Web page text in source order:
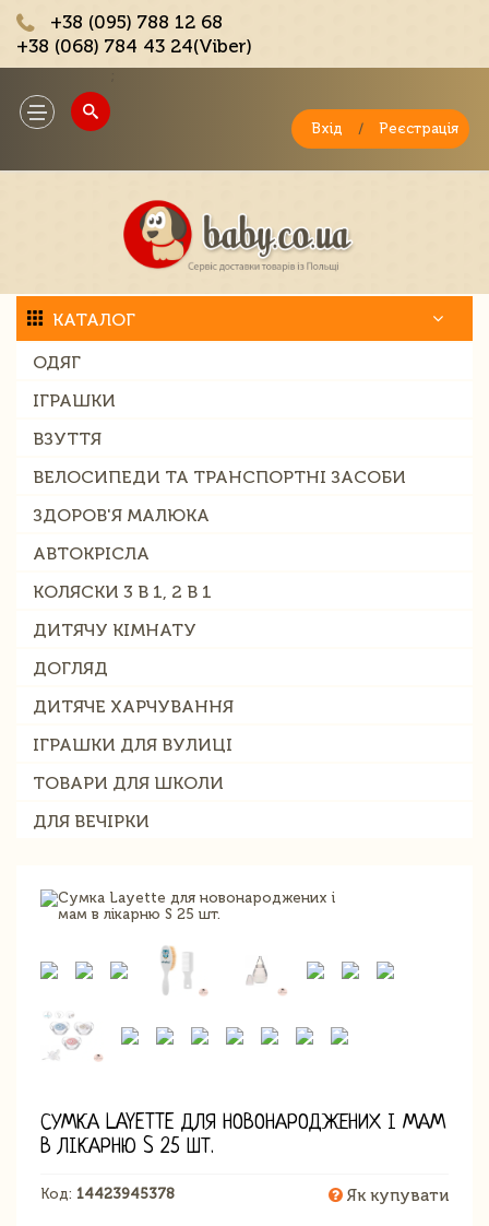
+38 (095) 788 12 68
+38 (068) 784 43 24(Viber)
Toggle
navigation
Вхід / Реєстрація
КАТАЛОГ
ОДЯГ
ІГРАШКИ
ВЗУТТЯ
ВЕЛОСИПЕДИ ТА ТРАНСПОРТНІ ЗАСОБИ
ЗДОРОВ'Я МАЛЮКА
АВТОКРІСЛА
КОЛЯСКИ 3 В 1, 2 В 1
ДИТЯЧУ КІМНАТУ
ДОГЛЯД
ДИТЯЧЕ ХАРЧУВАННЯ
ІГРАШКИ ДЛЯ ВУЛИЦІ
ТОВАРИ ДЛЯ ШКОЛИ
ДЛЯ ВЕЧІРКИ
СУМКА LAYETTE ДЛЯ НОВОНАРОДЖЕНИХ І МАМ
В ЛІКАРНЮ S 25 ШТ.
Код: 14423945378 Як купувати